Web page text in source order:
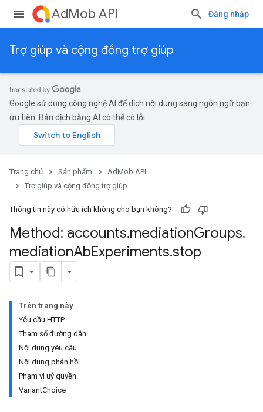
AdMob API Đăng nhập
Trợ giúp và cộng đồng trợ giúp
Google sử dụng công nghệ AI để dịch nội dung sang ngôn ngữ bạn
ưu tiên. Bản dịch bằng AI có thể có lỗi.
Trang chủ Sản phẩm
AdMob API
Trợ giúp và cộng đồng trợ giúp
Thông tin này có hữu ích không cho bạn không?
Method: accounts.mediationGroups.
mediationAbExperiments.stop
Trên trang này
Yêu cầu HTTP
Tham số đường dẫn
Nội dung yêu cầu
Nội dung phản hồi
Phạm vi uỷ quyền
VariantChoice